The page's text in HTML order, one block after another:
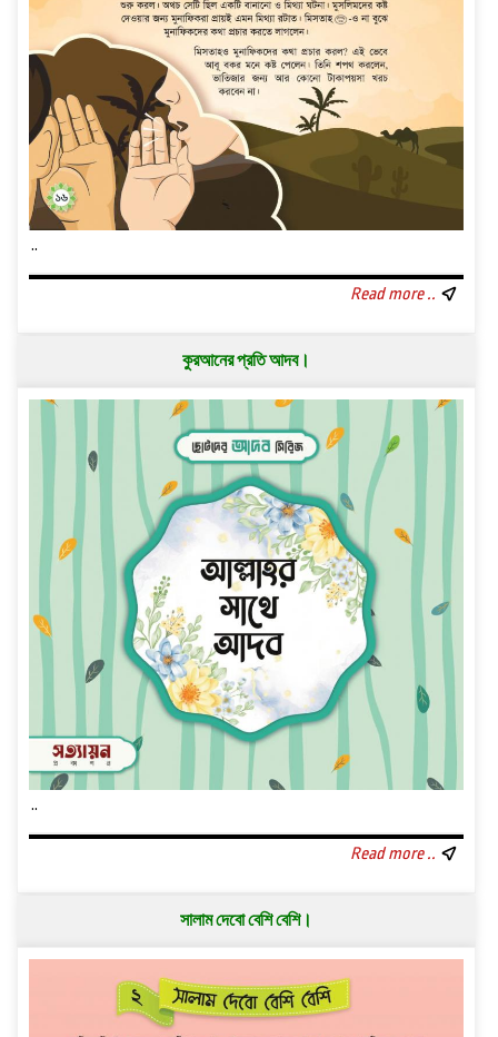
..
Read more ..
কুরআনের প্রতি আদব।
..
Read more ..
সালাম দেবো বেশি বেশি।